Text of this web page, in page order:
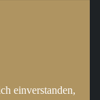
einverstanden,